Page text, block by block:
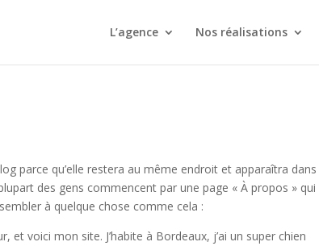
L’agence Nos réalisations
parce qu’elle restera au même endroit et apparaîtra dans
des gens commencent par une page « À propos » qui
à quelque chose comme cela :
et voici mon site. J’habite à Bordeaux, j’ai un super chien